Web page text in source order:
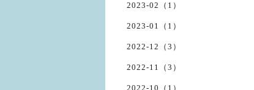
2023-02（1）
2023-01（1）
2022-12（3）
2022-11（3）
2022-10（1）